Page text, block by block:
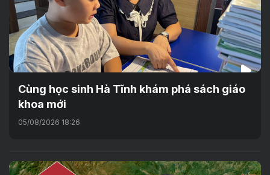
Cùng học sinh Hà Tĩnh khám phá sách giáo
khoa mới
05/08/2026 18:26